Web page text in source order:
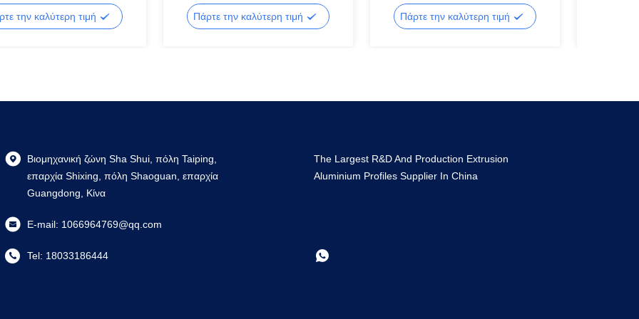
την καλύτερη τιμή
Πάρτε την καλύτερη τιμή
Πάρτε την καλύτερη τιμή
Βιομηχανική ζώνη Sha Shui, πόλη Taiping,
επαρχία Shixing, πόλη Shaoguan, επαρχία
Guangdong, Κίνα
E-mail: 1066964769@qq.com
Tel: 18033186444
The Largest R&D And Production Extrusion
Aluminium Profiles Supplier In China